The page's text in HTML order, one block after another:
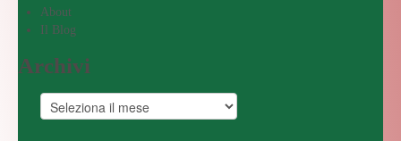
About
Il Blog
Archivi